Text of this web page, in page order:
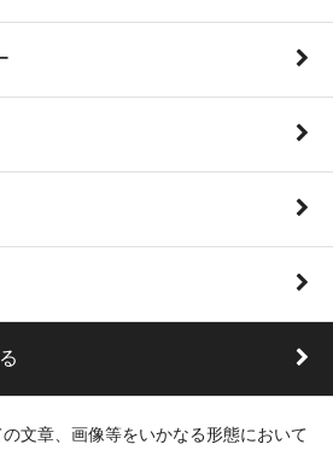
文章、画像等をいかなる形態において